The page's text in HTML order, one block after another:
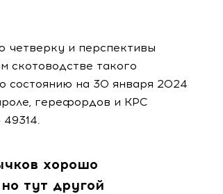
четверку и перспективы
скотоводстве такого
состоянию на 30 января 2024
герефордов и КРС
49314.
хорошо
тут другой